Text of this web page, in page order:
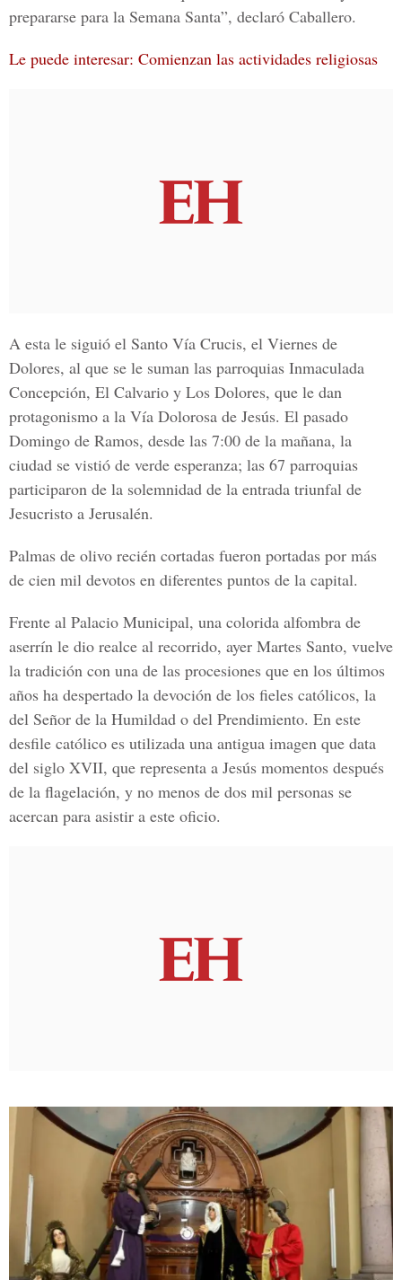
prepararse para la Semana Santa”, declaró Caballero.
Le puede interesar: Comienzan las actividades religiosas
A esta le siguió el Santo Vía Crucis, el Viernes de
Dolores, al que se le suman las parroquias Inmaculada
Concepción, El Calvario y Los Dolores, que le dan
protagonismo a la Vía Dolorosa de Jesús. El pasado
Domingo de Ramos, desde las 7:00 de la mañana, la
ciudad se vistió de verde esperanza; las 67 parroquias
participaron de la solemnidad de la entrada triunfal de
Jesucristo a Jerusalén.
Palmas de olivo recién cortadas fueron portadas por más
de cien mil devotos en diferentes puntos de la capital.
Frente al Palacio Municipal, una colorida alfombra de
aserrín le dio realce al recorrido, ayer Martes Santo, vuelve
la tradición con una de las procesiones que en los últimos
años ha despertado la devoción de los fieles católicos, la
del Señor de la Humildad o del Prendimiento. En este
desfile católico es utilizada una antigua imagen que data
del siglo XVII, que representa a Jesús momentos después
de la flagelación, y no menos de dos mil personas se
acercan para asistir a este oficio.